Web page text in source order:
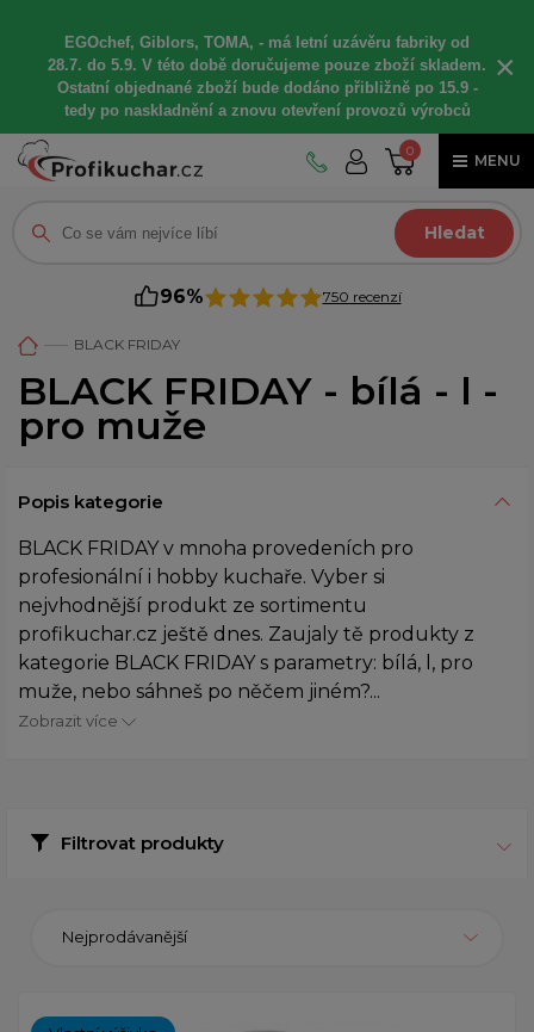
EGOchef, Giblors, TOMA, - má letní uzávěru fabriky od
28.7. do 5.9. V této době doručujeme pouze zboží skladem.
Ostatní objednané zboží bude dodáno přibližně po 15.9 -
tedy po naskladnění a znovu otevření provozů výrobců
×
0
MENU
Hledat
96% 750 recenzí
BLACK FRIDAY
BLACK FRIDAY - bílá - l -
pro muže
Popis kategorie
BLACK FRIDAY v mnoha provedeních pro
profesionální i hobby kuchaře. Vyber si
nejvhodnější produkt ze sortimentu
profikuchar.cz ještě dnes. Zaujaly tě produkty z
kategorie BLACK FRIDAY s parametry: bílá, l, pro
muže, nebo sáhneš po něčem jiném?...
Zobrazit více
Filtrovat produkty
Nejprodávanější